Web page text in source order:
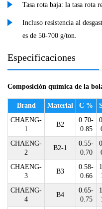
Tasa rota baja: la tasa rota
Incluso resistencia al
es de 50-700 g/ton.
Especificaciones
Composición química de la
Brand Material C %
CHAENG-
1
B2
0.70-
0.85
CHAENG-
2
B2-1
0.55-
0.70
CHAENG-
3
B3
0.58-
0.66
CHAENG-
4
B4
0.65-
0.75